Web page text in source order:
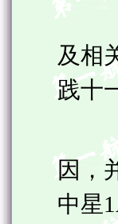
及相
践十
因，
中星